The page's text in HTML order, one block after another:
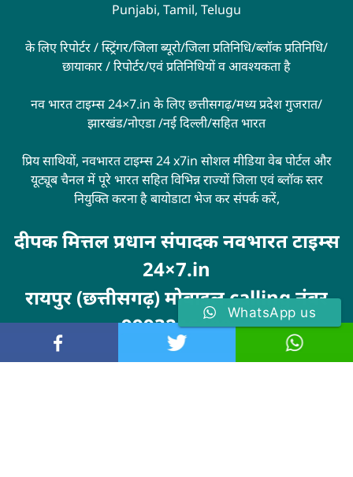
Punjabi, Tamil, Telugu
के लिए रिपोर्टर / स्ट्रिंगर/जिला ब्यूरो/जिला प्रतिनिधि/ब्लॉक प्रतिनिधि/
छायाकार / रिपोर्टर/एवं प्रतिनिधियों व आवश्यकता है
नव भारत टाइम्स 24×7.in के लिए छत्तीसगढ़/मध्य प्रदेश गुजरात/
झारखंड/नोएडा /नई दिल्ली/सहित भारत
प्रिय साथियों, नवभारत टाइम्स 24 x7in सोशल मीडिया वेब पोर्टल और
यूट्यूब चैनल में पूरे भारत सहित विभिन्न राज्यों जिला एवं ब्लॉक स्तर
नियुक्ति करना है बायोडाटा भेज कर संपर्क करें,
दीपक मित्तल प्रधान संपादक नवभारत टाइम्स
24×7.in
रायपुर (छत्तीसगढ़) मोबाइल calling नंबर
9993246100
MarketingHack4U
WhatsApp us